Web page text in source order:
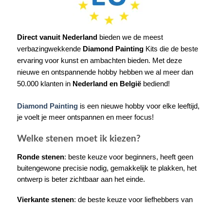
Direct vanuit Nederland bieden we de meest
verbazingwekkende Diamond Painting Kits die de beste
ervaring voor kunst en ambachten bieden. Met deze
nieuwe en ontspannende hobby hebben we al meer dan
50.000 klanten in Nederland en België bediend!
Diamond Painting is een nieuwe hobby voor elke leeftijd,
je voelt je meer ontspannen en meer focus!
Welke stenen moet ik kiezen?
Ronde stenen: beste keuze voor beginners, heeft geen
buitengewone precisie nodig, gemakkelijk te plakken, het
ontwerp is beter zichtbaar aan het einde.
Vierkante stenen: de beste keuze voor liefhebbers van